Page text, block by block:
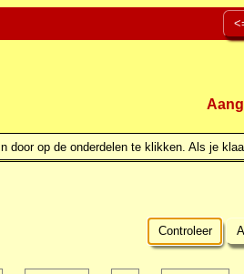
door op de onderdelen te klikken. Als je
Controleer